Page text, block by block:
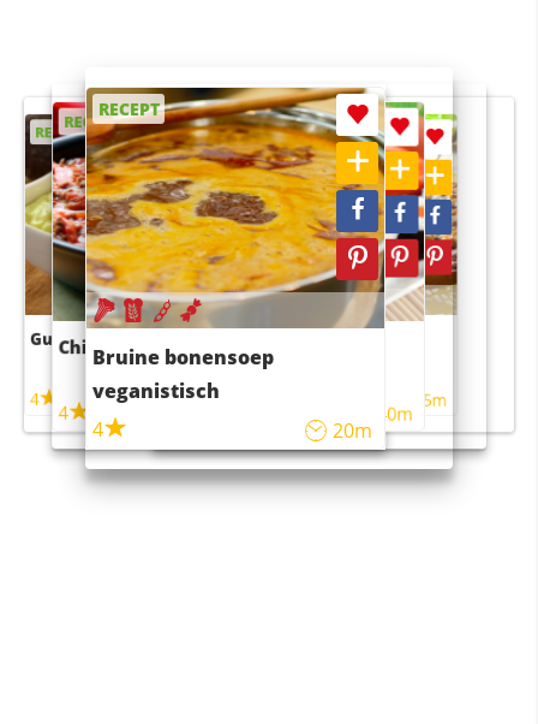
RECEPT
Guacamole
4
RECEPT
Chili con carne
4 45m
RECEPT
Bruine bonensoep
veganistisch
4
20m
RECEPT
Sushi rijstsalade
maaltijdsalade
40m
RECEPT
4 55m